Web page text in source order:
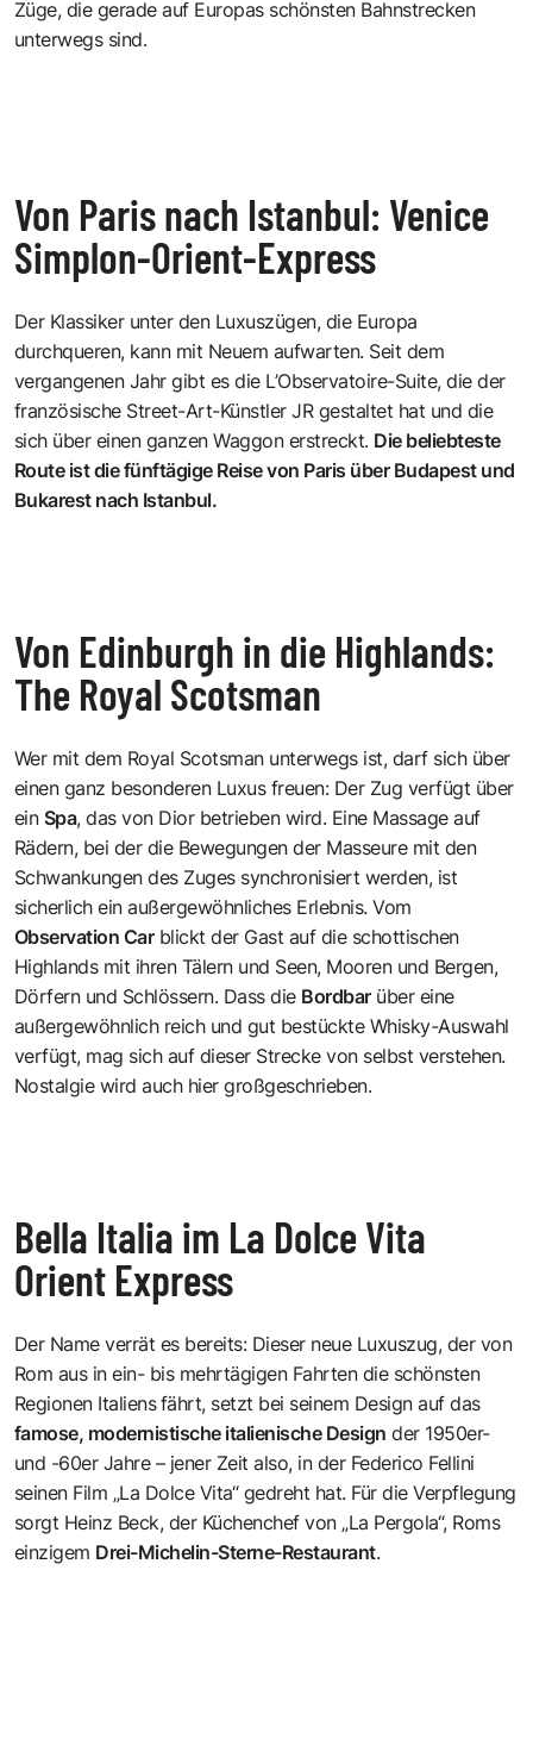
Züge, die gerade auf Europas schönsten Bahnstrecken
unterwegs sind.
Von Paris nach Istanbul: Venice
Simplon-Orient-Express
Der Klassikerunter den Luxuszügen, die Europa
durchqueren, kann mit Neuem aufwarten. Seit dem
vergangenen Jahr gibt es die L’Observatoire-Suite, die der
französische Street-Art-Künstler JR gestaltet hat und die
sich über einen ganzen Waggon erstreckt. Die beliebteste
Route ist die fünftägige Reise von Paris über Budapest und
Bukarest nach Istanbul.
Von Edinburgh in die Highlands:
The Royal Scotsman
Wer mit dem Royal Scotsman unterwegs ist, darf sich über
einen ganz besonderen Luxus freuen: Der Zug verfügt über
ein Spa, das von Dior betrieben wird. Eine Massage auf
Rädern, bei der die Bewegungen der Masseure mit den
Schwankungen des Zuges synchronisiert werden, ist
sicherlich ein außergewöhnliches Erlebnis. Vom
Observation Carblickt der Gast auf die schottischen
Highlands mit ihren Tälern und Seen, Mooren und Bergen,
Dörfern und Schlössern. Dass die Bordbar über eine
außergewöhnlich reich und gut bestückte Whisky-Auswahl
verfügt, mag sich auf dieser Strecke von selbst verstehen.
Nostalgie wird auch hier großgeschrieben.
Bella Italia im La Dolce Vita
Orient Express
Der Name verrät es bereits: Dieser neue Luxuszug, der von
Rom aus in ein- bis mehrtägigen Fahrten die schönsten
Regionen Italiensfährt, setzt bei seinem Design auf das
famose, modernistische italienische Design der 1950er-
und -60er Jahre – jener Zeit also, in der Federico Fellini
seinen Film „La Dolce Vita“ gedreht hat. Für die Verpflegung
sorgt Heinz Beck, der Küchenchef von „La Pergola“, Roms
einzigem Drei-Michelin-Sterne-Restaurant.